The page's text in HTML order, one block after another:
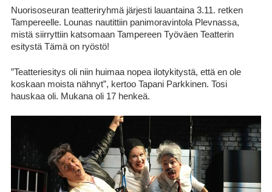
Nuorisoseuran teatteriryhmä järjesti lauantaina 3.11. retken
Tampereelle. Lounas nautittiin panimoravintola Plevnassa,
mistä siirryttiin katsomaan Tampereen Työväen Teatterin
esitystä Tämä on ryöstö!
”Teatteriesitys oli niin huimaa nopea ilotykitystä, että en ole
koskaan moista nähnyt”, kertoo Tapani Parkkinen. Tosi
hauskaa oli. Mukana oli 17 henkeä.